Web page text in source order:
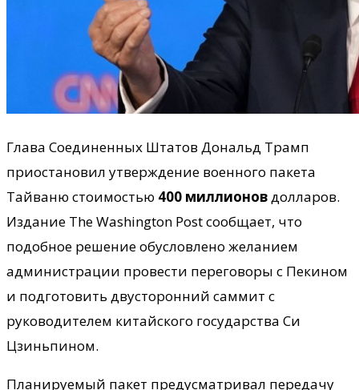
Глава Соединенных Штатов Дональд Трамп
приостановил утверждение военного пакета
Тайваню стоимостью 400 миллионовдолларов.
Издание The Washington Post сообщает, что
подобное решение обусловлено желанием
администрации провести переговоры с Пекином
и подготовить двусторонний саммит с
руководителем китайского государства Си
Цзиньпином.
Планируемый пакет предусматривал передачу